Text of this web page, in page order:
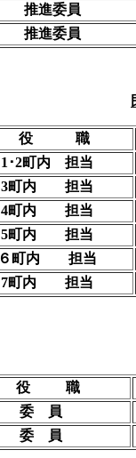
推進委員
推進委員
役 職
1･2町内 担当
3町内 担当
4町内 担当
5町内 担当
６町内 担当
7町内 担当
役 職
委 員
委 員